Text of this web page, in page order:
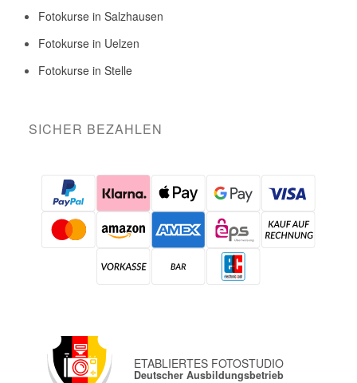
Fotokurse in Salzhausen
Fotokurse in Uelzen
Fotokurse in Stelle
SICHER BEZAHLEN
ETABLIERTES FOTOSTUDIO
Deutscher Ausbildungsbetrieb